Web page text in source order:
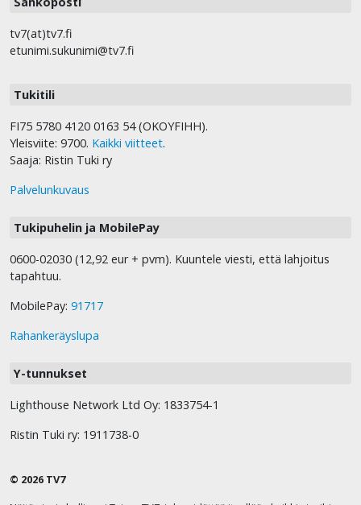
tv7(at)tv7.fi
etunimi.sukunimi@tv7.fi
Tukitili
FI75 5780 4120 0163 54 (OKOYFIHH).
Yleisviite: 9700. Kaikki viitteet.
Saaja: Ristin Tuki ry
Palvelunkuvaus
Tukipuhelin ja MobilePay
0600-02030 (12,92 eur + pvm). Kuuntele viesti, että lahjoitus
tapahtuu.
MobilePay: 91717
Rahankeräyslupa
Y-tunnukset
Lighthouse Network Ltd Oy: 1833754-1
Ristin Tuki ry: 1911738-0
© 2026 TV7